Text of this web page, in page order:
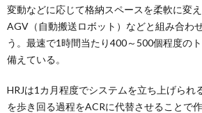
変動などに応じて格納スペースを柔軟に変
AGV（自動搬送ロボット）などと組み合わ
う。最速で1時間当たり400～500個程度の
備えている。
HRJは1カ月程度でシステムを立ち上げられ
を歩き回る過程をACRに代替させることで